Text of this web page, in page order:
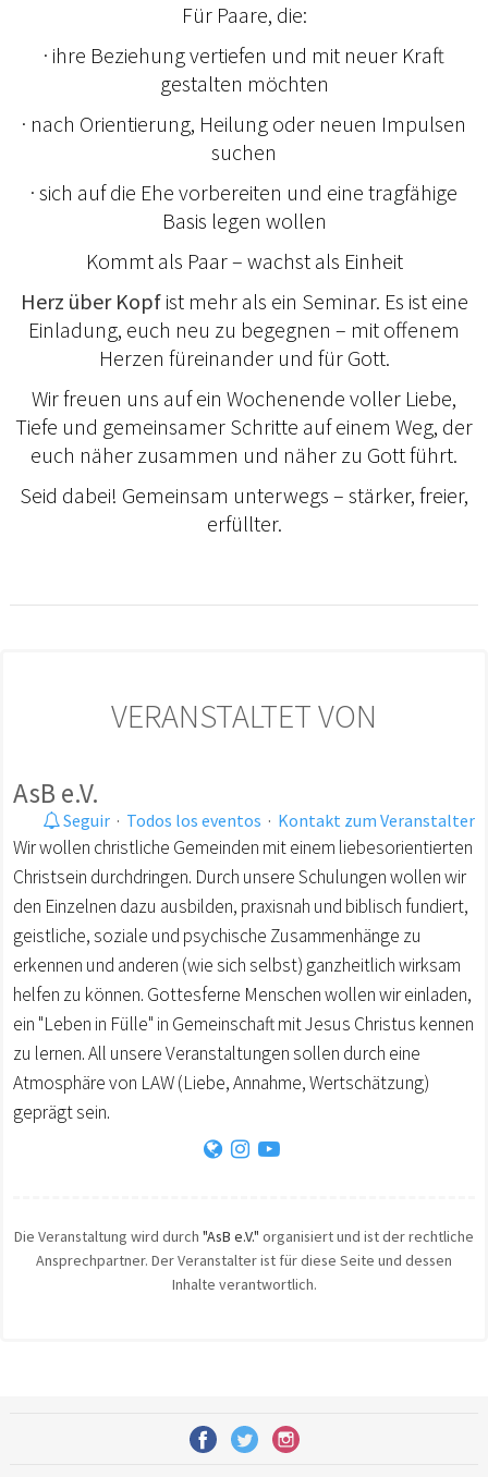
Für Paare, die:
· ihre Beziehung vertiefen und mit neuer Kraft
gestalten möchten
· nach Orientierung, Heilung oder neuen Impulsen
suchen
· sich auf die Ehe vorbereiten und eine tragfähige
Basis legen wollen
Kommt als Paar – wachst als Einheit
Herz über Kopfist mehr als ein Seminar. Es ist eine
Einladung, euch neu zu begegnen – mit offenem
Herzen füreinander und für Gott.
Wir freuen uns auf ein Wochenende voller Liebe,
Tiefe und gemeinsamer Schritte auf einem Weg, der
euch näher zusammen und näher zu Gott führt.
Seid dabei! Gemeinsam unterwegs – stärker, freier,
erfüllter.
VERANSTALTET VON
AsB e.V.
Seguir · Todos los eventos · Kontakt zum Veranstalter
Wir wollen christliche Gemeinden mit einem liebesorientierten
Christsein durchdringen. Durch unsere Schulungen wollen wir
den Einzelnen dazu ausbilden, praxisnah und biblisch fundiert,
geistliche, soziale und psychische Zusammenhänge zu
erkennen und anderen (wie sich selbst) ganzheitlich wirksam
helfen zu können. Gottesferne Menschen wollen wir einladen,
ein "Leben in Fülle" in Gemeinschaft mit Jesus Christus kennen
zu lernen. All unsere Veranstaltungen sollen durch eine
Atmosphäre von LAW (Liebe, Annahme, Wertschätzung)
geprägt sein.
Die Veranstaltung wird durch "AsB e.V." organisiert und ist der rechtliche
Ansprechpartner. Der Veranstalter ist für diese Seite und dessen
Inhalte verantwortlich.